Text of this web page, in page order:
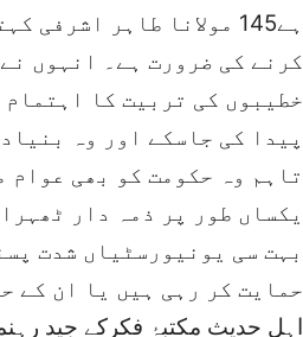
ہے145 مولانا طاہر
کرنے کی ضرورت ہے۔ انہوں
خطیبوں کی تربیت کا
پیدا کی جاسکے اور وہ
تاہم وہ حکومت کو بھی عوام
یکساں طور پر ذمہ دار
بہت سی یونیورسٹیاں شدت
حمایت کر رہی ہیں یا ان کے
اہل حدیث مکتبۂ فکرکے جید